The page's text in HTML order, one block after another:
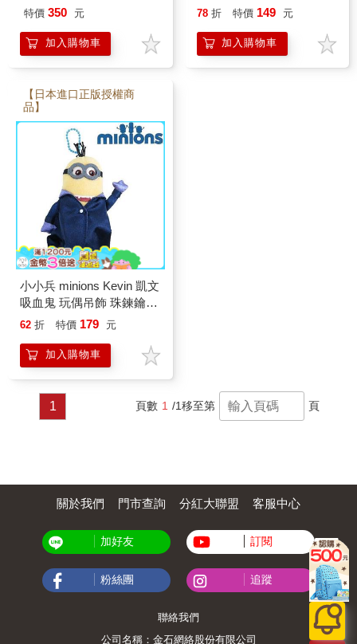
特價 350 元
加入購物車
78 折 特價 149 元
加入購物車
【日本進口正版授權商
品】
小小兵 minions Kevin 凱文
吸血鬼 玩偶吊飾 珠鍊鑰匙
圈 暗黑時代
62 折 特價 179 元
加入購物車
1 頁數 1 /1移至第 頁
關於我們 門市查詢 分紅大聯盟 客服中心
加好友 訂閱
粉絲團 追蹤
聯絡我們
公司名稱：金石網絡股份有限公司